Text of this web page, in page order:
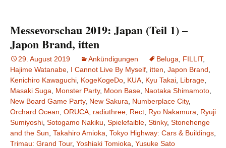
Messevorschau 2019: Japan (Teil 1) –
Japon Brand, itten
29. August 2019 Ankündigungen Beluga FILLIT,
Hajime Watanabe I Cannot Live By Myself itten Japon Brand
Kenichiro Kawaguchi KogeKogeDo KUA Kyu Takai Librage
Masaki Suga
Monster Party, Moon Base Naotaka Shimamoto
New Board Game Party, New Sakura Numberplace City,
Orchard Ocean ORUCA radiuthree Rect Ryo Nakamura
Ryuji
Sumiyoshi Sotogamo Nakiku Spielefaible Stinky, Stonehenge
and the Sun Takahiro Amioka Tokyo Highway: Cars & Buildings
Trimau: Grand Tour, Yoshiaki Tomioka Yusuke Sato